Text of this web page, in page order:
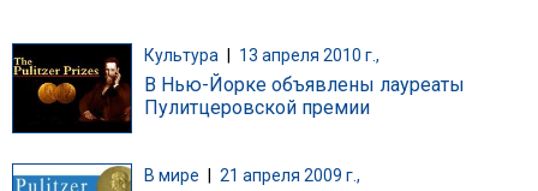
Культура | 13 апреля 2010 г.,
В Нью-Йорке объявлены лауреаты
Пулитцеровской премии
В мире 21 апреля 2009 г.,